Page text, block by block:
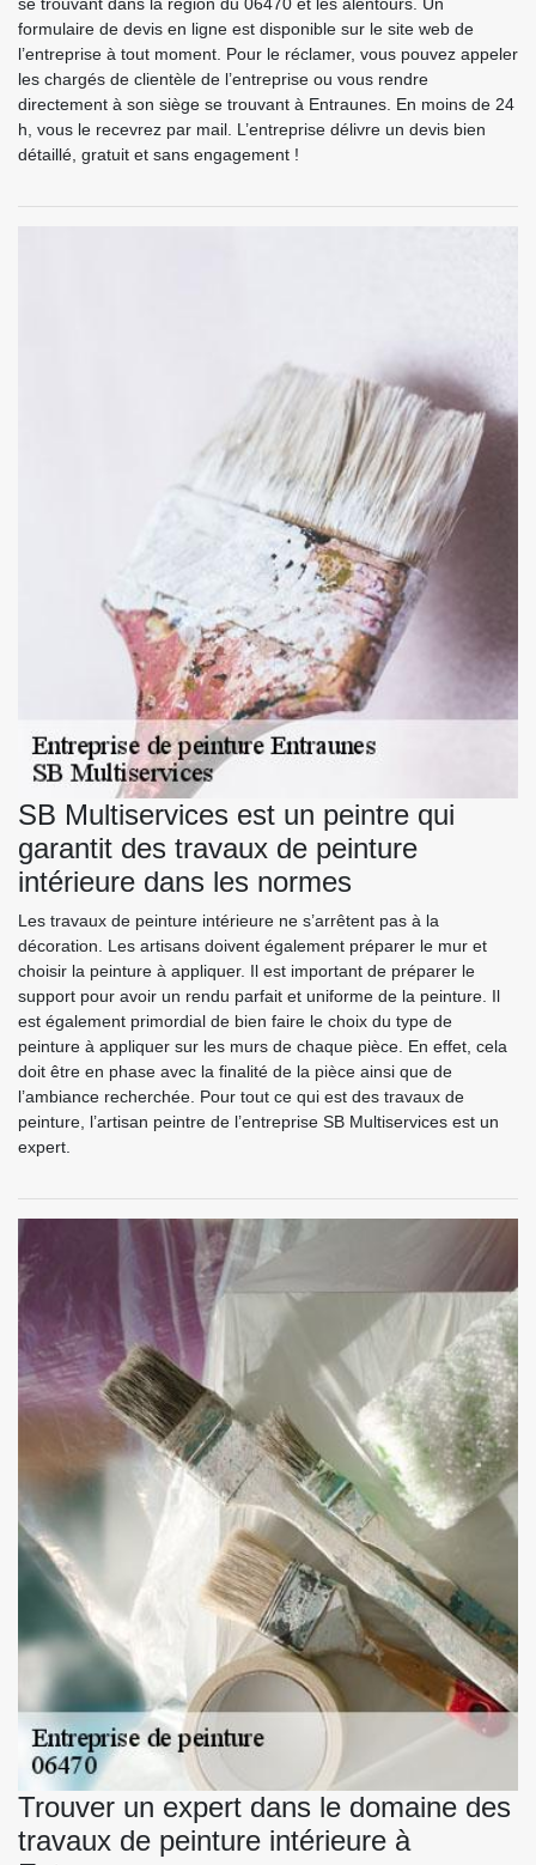
se trouvant dans la région du 06470 et les alentours. Un
formulaire de devis en ligne est disponible sur le site web de
l’entreprise à tout moment. Pour le réclamer, vous pouvez appeler
les chargés de clientèle de l’entreprise ou vous rendre
directement à son siège se trouvant à Entraunes. En moins de 24
h, vous le recevrez par mail. L’entreprise délivre un devis bien
détaillé, gratuit et sans engagement !
SB Multiservices est un peintre qui
garantit des travaux de peinture
intérieure dans les normes
Les travaux de peinture intérieure ne s’arrêtent pas à la
décoration. Les artisans doivent également préparer le mur et
choisir la peinture à appliquer. Il est important de préparer le
support pour avoir un rendu parfait et uniforme de la peinture. Il
est également primordial de bien faire le choix du type de
peinture à appliquer sur les murs de chaque pièce. En effet, cela
doit être en phase avec la finalité de la pièce ainsi que de
l’ambiance recherchée. Pour tout ce qui est des travaux de
peinture, l’artisan peintre de l’entreprise SB Multiservices est un
expert.
Trouver un expert dans le domaine des
travaux de peinture intérieure à